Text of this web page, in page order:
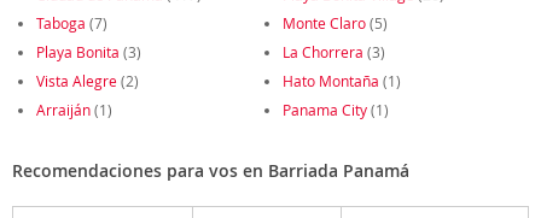
Taboga (7) Monte Claro(5)
Playa Bonita (3) La Chorrera (3)
Vista Alegre(2) Hato Montaña (1)
Arraiján(1) Panama City(1)
Recomendaciones para vos en Barriada Panamá